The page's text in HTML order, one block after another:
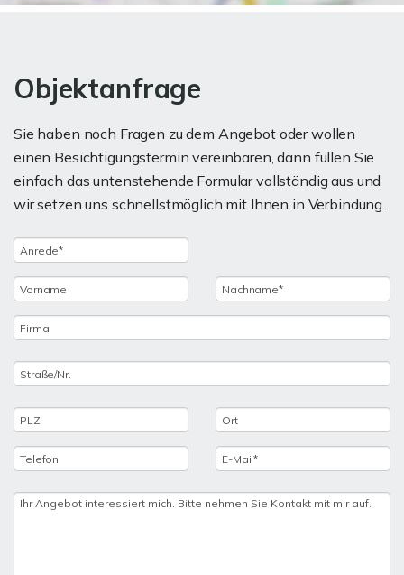
Objektanfrage
Sie haben noch Fragen zu dem Angebot oder wollen
einen Besichtigungstermin vereinbaren, dann füllen Sie
einfach das untenstehende Formular vollständig aus und
wir setzen uns schnellstmöglich mit Ihnen in Verbindung.